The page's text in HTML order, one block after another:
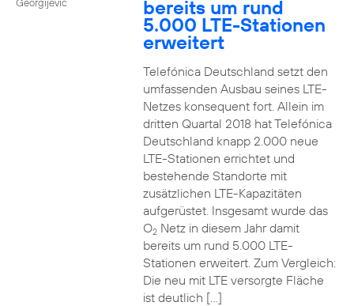
bereits um rund
5.000 LTE-Stationen
erweitert
Telefónica Deutschland setzt den
umfassenden Ausbau seines LTE-
Netzes konsequent fort. Allein im
dritten Quartal 2018 hat Telefónica
Deutschland knapp 2.000 neue
LTE-Stationen errichtet und
bestehende Standorte mit
zusätzlichen LTE-Kapazitäten
aufgerüstet. Insgesamt wurde das
O2Netz in diesem Jahr damit
bereits um rund 5.000 LTE-
Stationen erweitert. Zum Vergleich:
Die neu mit LTE versorgte Fläche
ist deutlich […]